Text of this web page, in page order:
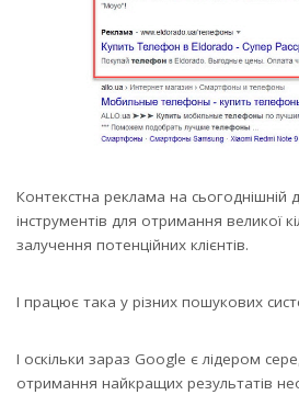
Контекстна реклама на сьогоднішній
інструментів для отримання великої
залучення потенційних клієнтів.
І працює така у різних пошукових
І оскільки зараз Google є лідером
отримання найкращих результатів